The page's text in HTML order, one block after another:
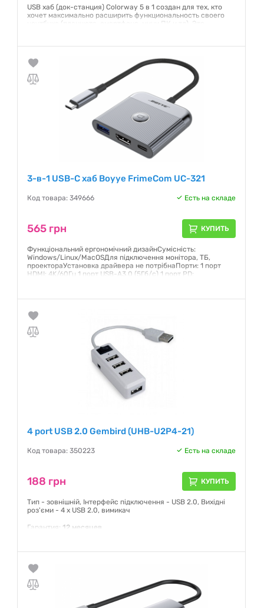
USB хаб (док-станция) Colorway 5 в 1 создан для тех, кто
хочет максимально расширить функциональность своего
ноутбука (планшета, смартфона, мини ПК и тд). Это
универсальным и удобным в использовании. Можно
одновременно подключать различные устройства,
заряжать гаджеты и выводить видео в...
Гарантия: 12 месяцев
3-в-1 USB-C хаб Boyye FrimeCom UC-321
Код товара: 349666 Есть на складе
565 грн КУПИТЬ
Функціональний ергономічний дизайнСумісність:
Windows/Linux/MacOSДля підключення монітора, ТБ,
проектораУстановка драйвера не потрібнаПорти: 1 порт
HDMI: 4K/60Гц 1 порт USB-A3.0 (5Гб/с) 1 порт PD:
Гарантия:12 месяцев
4 port USB 2.0 Gembird (UHB-U2P4-21)
Код товара: 350223 Есть на складе
188 грн КУПИТЬ
Тип - зовнішній, Інтерфейс підключення - USB 2.0, Вихідні
роз'єми - 4 x USB 2.0, вимикач
Гарантия: 12 месяцев